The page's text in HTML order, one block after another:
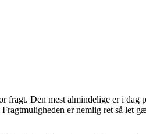
Den mest almindelige er i dag
er nemlig ret så let